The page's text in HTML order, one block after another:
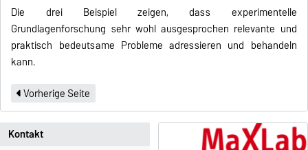
Die drei Beispiel zeigen, dass experimentelle
Grundlagenforschung sehr wohl ausgesprochen relevante und
praktisch bedeutsame Probleme adressieren und behandeln
kann.
Vorherige Seite
Kontakt